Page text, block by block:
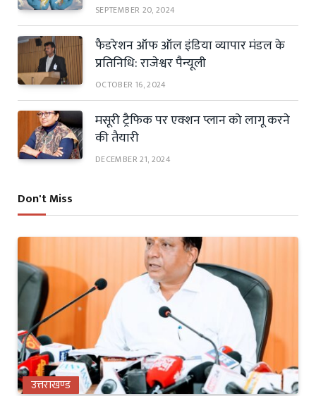
SEPTEMBER 20, 2024
फैडरेशन ऑफ ऑल इंडिया व्यापार मंडल के
प्रतिनिधि: राजेश्वर पैन्यूली
OCTOBER 16, 2024
मसूरी ट्रैफिक पर एक्शन प्लान को लागू करने
की तैयारी
DECEMBER 21, 2024
Don't Miss
उत्तराखण्ड